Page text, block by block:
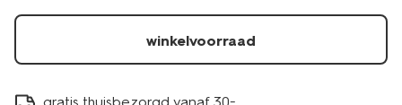
winkelvoorraad
gratis thuisbezorgd vanaf 30.-